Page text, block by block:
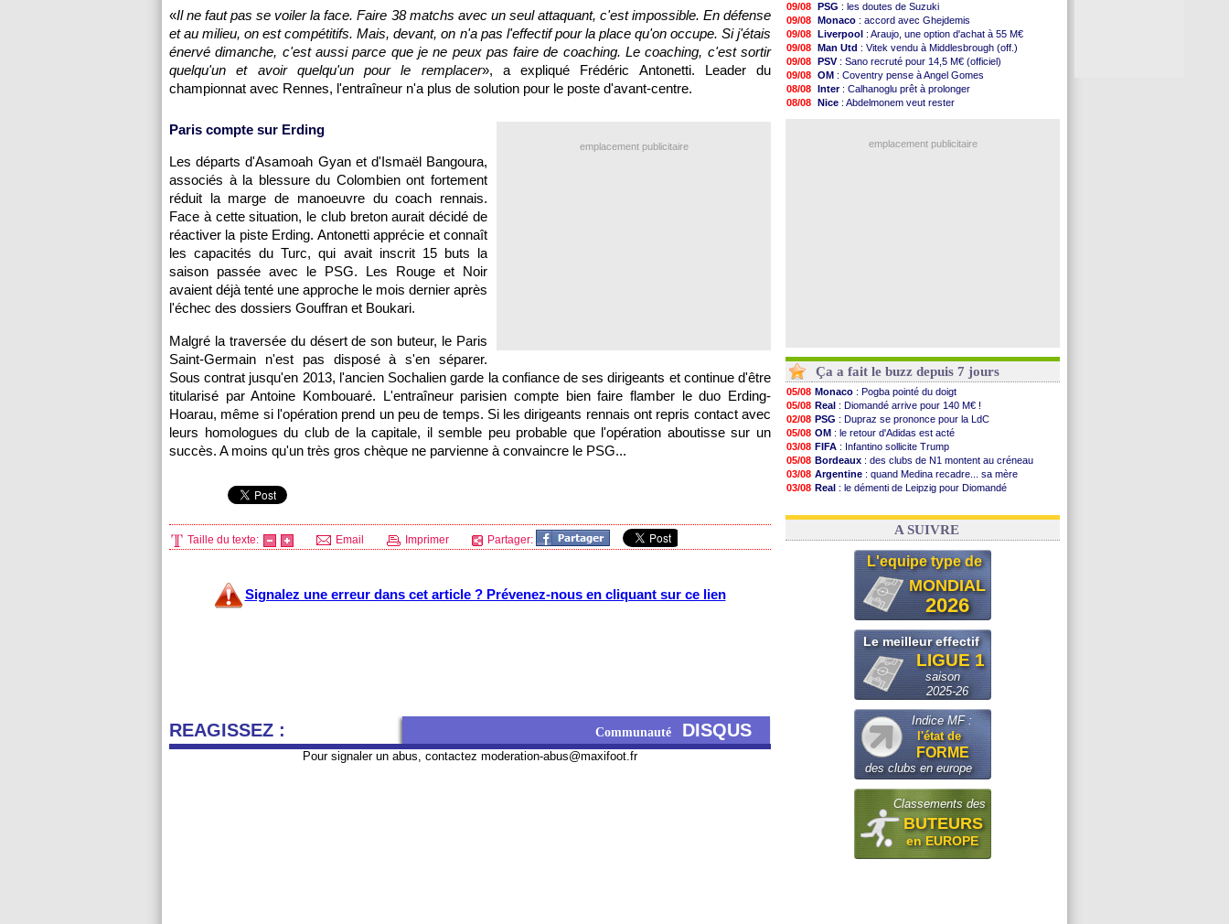
«Il ne faut pas se voiler la face. Faire 38 matchs avec un seul attaquant, c'est impossible. En défense
et au milieu, on est compétitifs. Mais, devant, on n'a pas l'effectif pour la place qu'on occupe. Si j'étais
énervé dimanche, c'est aussi parce que je ne peux pas faire de coaching. Le coaching, c'est sortir
quelqu'un et avoir quelqu'un pour le remplacer», a expliqué Frédéric Antonetti. Leader du
championnat avec Rennes, l'entraîneur n'a plus de solution pour le poste d'avant-centre.
emplacement publicitaire
Paris compte sur Erding
Les départs d'Asamoah Gyan et d'Ismaël Bangoura,
associés à la blessure du Colombien ont fortement
réduit la marge de manoeuvre du coach rennais.
Face à cette situation, le club breton aurait décidé de
réactiver la piste Erding. Antonetti apprécie et connaît
les capacités du Turc, qui avait inscrit 15 buts la
saison passée avec le PSG. Les Rouge et Noir
avaient déjà tenté une approche le mois dernier après
l'échec des dossiers Gouffran et Boukari.
Malgré la traversée du désert de son buteur, le Paris
Saint-Germain n'est pas disposé à s'en séparer.
Sous contrat jusqu'en 2013, l'ancien Sochalien garde la confiance de ses dirigeants et continue d'être
titularisé par Antoine Kombouaré. L'entraîneur parisien compte bien faire flamber le duo Erding-
Hoarau, même si l'opération prend un peu de temps. Si les dirigeants rennais ont repris contact avec
leurs homologues du club de la capitale, il semble peu probable que l'opération aboutisse sur un
succès. A moins qu'un très gros chèque ne parvienne à convaincre le PSG...
Taille du texte: Email Imprimer Partager:
Signalez une erreur dans cet article ? Prévenez-nous en cliquant sur ce lien
REAGISSEZ : Communauté DISQUS
Pour signaler un abus, contactez moderation-abus@maxifoot.fr
09/08 PSG : les doutes de Suzuki
09/08 Monaco : accord avec Ghejdemis
09/08 Liverpool : Araujo, une option d'achat à 55 M€
09/08 Man Utd : Vitek vendu à Middlesbrough (off.)
09/08 PSV: Sano recruté pour 14,5 M€ (officiel)
09/08 OM : Coventry pense à Angel Gomes
08/08 Inter: Calhanoglu prêt à prolonger
08/08 Nice : Abdelmonem veut rester
: Mbamba prêté par Leverkusen (officiel)
emplacement publicitaire
Ça a fait le buzz depuis 7 jours
05/08 Monaco : Pogba pointé du doigt
05/08 Real : Diomandé arrive pour 140 M€ !
02/08 PSG : Dupraz se prononce pour la LdC
05/08 OM : le retour d'Adidas est acté
03/08 FIFA : Infantino sollicite Trump
05/08 Bordeaux : des clubs de N1 montent au créneau
03/08 Argentine : quand Medina recadre... sa mère
03/08 Real : le démenti de Leipzig pour Diomandé
03/08 OM: Paixão attire un 2e club anglais
A SUIVRE
L'equipe type de
MONDIAL
2026
Le meilleur effectif
LIGUE 1
saison
2025-26
Indice MF :
l'état de
FORME
des clubs en europe
Classements des
BUTEURS
en EUROPE